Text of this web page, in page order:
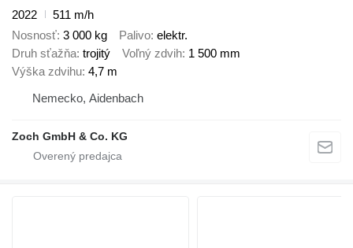
2022
511 m/h
Nosnosť 3 000 kg Palivo elektr.
Druh sťažňa trojitý Voľný zdvih 1 500 mm
Výška zdvihu 4,7 m
Nemecko, Aidenbach
Zoch GmbH & Co. KG